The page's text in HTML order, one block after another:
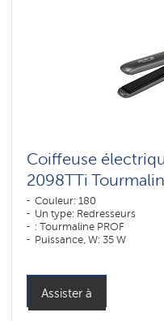
Coiffeuse
2098TTi
Couleur: 180
Un type: Redresseurs
: Tourmaline PROF
Puissance, W: 35 W
Assister à